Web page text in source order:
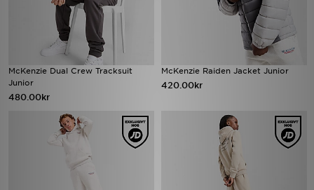
McKenzie Dual Crew Tracksuit
Junior
480.00kr
McKenzie Raiden Jacket Junior
420.00kr